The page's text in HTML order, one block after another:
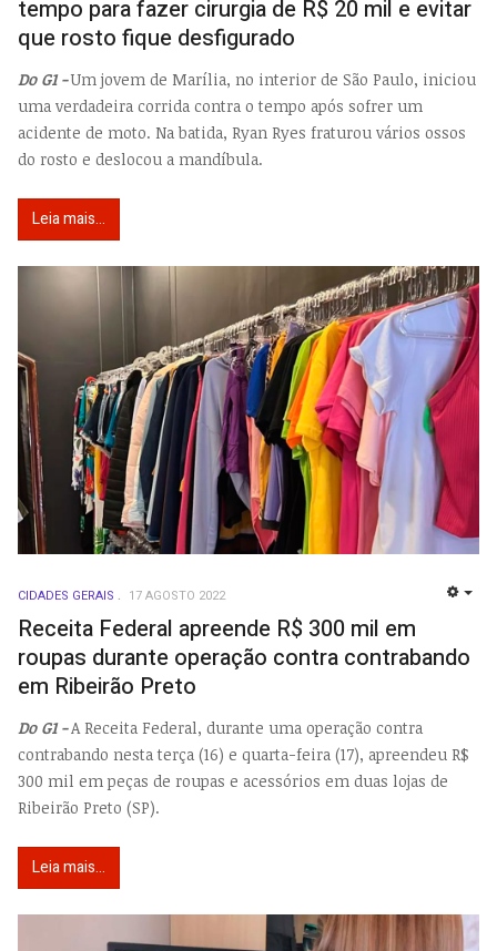
tempo para fazer cirurgia de R$ 20 mil e evitar
que rosto fique desfigurado
Do G1 - Um jovem de Marília, no interior de São Paulo, iniciou
uma verdadeira corrida contra o tempo após sofrer um
acidente de moto. Na batida, Ryan Ryes fraturou vários ossos
do rosto e deslocou a mandíbula.
Leia mais...
CIDADES GERAIS 17 AGOSTO 2022
Receita Federal apreende R$ 300 mil em
roupas durante operação contra contrabando
em Ribeirão Preto
Do G1 - A Receita Federal, durante uma operação contra
contrabando nesta terça (16) e quarta-feira (17), apreendeu R$
300 mil em peças de roupas e acessórios em duas lojas de
Ribeirão Preto (SP).
Leia mais...